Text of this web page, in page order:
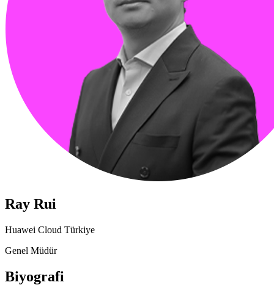
Ray Rui
Huawei Cloud Türkiye
Genel Müdür
Biyografi